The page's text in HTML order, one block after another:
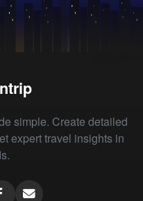
simple. Create detailed
expert travel insights in